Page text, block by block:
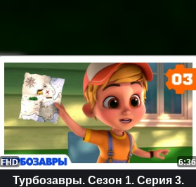
FHD 6:36
Турбозавры. Сезон 1. Серия 3.